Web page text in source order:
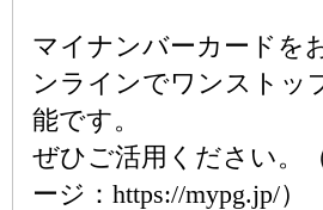
マイナンバーカードを
ンラインでワンストッ
能です。
ぜひご活用ください。
ージ：https://mypg.jp/）